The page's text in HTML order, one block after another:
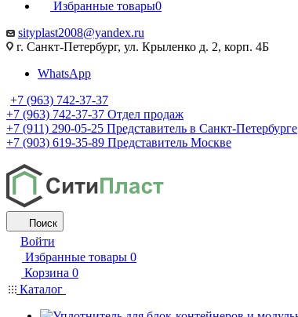
Избранные товары0
sityplast2008@yandex.ru
г. Санкт-Петербург, ул. Крыленко д. 2, корп. 4Б
WhatsApp
+7 (963) 742-37-37
+7 (963) 742-37-37 Отдел продаж
+7 (911) 290-05-25 Представитель в Санкт-Петербурге
+7 (903) 619-35-89 Представитель Москве
Поиск
Войти
Избранные товары 0
Корзина 0
Каталог